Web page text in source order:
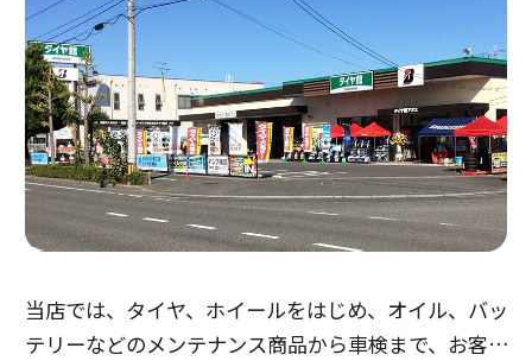
当店では、タイヤ、ホイールをはじめ、オイル、バッ
テリーなどのメンテナンス商品から車検まで、お客様